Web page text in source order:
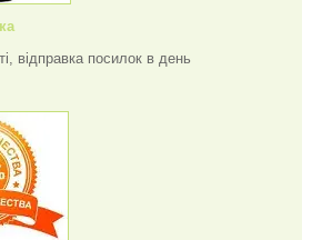
відправка посилок в день